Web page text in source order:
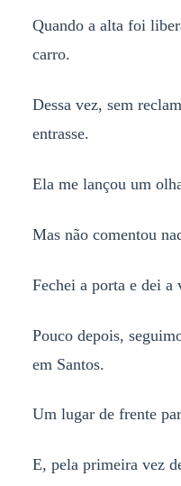
Quando a alta foi
carro.
Dessa vez, sem
entrasse.
Ela me lançou um
Mas não comentou
Fechei a porta e dei
Pouco depois,
em Santos.
Um lugar de frente
E, pela primeira vez